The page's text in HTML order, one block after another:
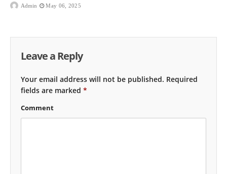
Admin May 06, 2025
Leave a Reply
Your email address will not be published. Required
fields are marked *
Comment